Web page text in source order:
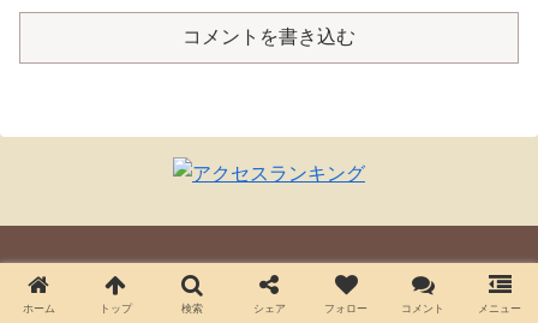
コメントを書き込む
ホーム トップ 検索 シェア フォロー コメント メニュー